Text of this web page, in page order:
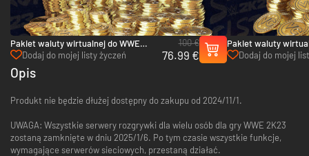
Pakiet waluty wirtualnej do WWE
2K23 – 400 000 - Xbox One
Dodaj do mojej listy życzeń
100 €
76.99 €
Pakiet waluty
2K23 – 187 500 -
Dodaj do mojej
Opis
Produkt nie będzie dłużej dostępny do zakupu od 2024/11/1.
UWAGA: Wszystkie serwery rozgrywki dla wielu osób dla gry WWE 2K23
zostaną zamknięte w dniu 2025/1/6. Po tym czasie wszystkie funkcje,
wymagające serwerów sieciowych, przestaną działać.